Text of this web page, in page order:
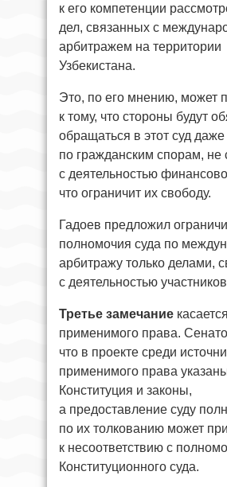
к его компетенции
дел, связанных с
арбитражем на территории
Узбекистана.
Это, по его мнению, может
к тому, что стороны будут
обращаться в этот суд даже
по гражданским спорам, не
с деятельностью
что ограничит их свободу.
Гадоев предложил
полномочия суда по
арбитражу только делами,
с деятельностью
Третье замечание касается
применимого права.
что в проекте среди
применимого права
Конституция и законы,
а предоставление суду
по их толкованию может
к несоответствию с
Конституционного суда.